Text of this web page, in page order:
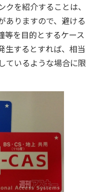
を紹介することは、
ありますので、避ける
等を目的とするケース
生するとすれば、相当
ているような場合に限